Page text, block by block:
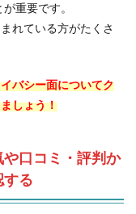
重要です。
れている方がたくさ
バシー面についてク
しょう！
口コミ・評判か
する